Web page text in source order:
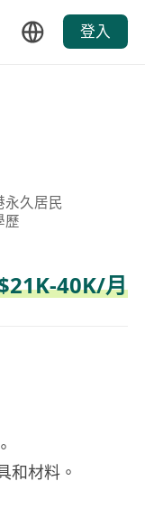
登入
永久居民
歷
40K/月
和材料。